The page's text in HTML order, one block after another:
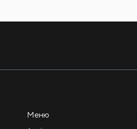
Меню